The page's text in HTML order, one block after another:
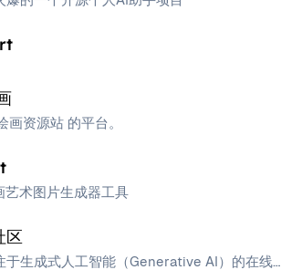
画资源站 的平台。
艺术图片生成器工具
区
于生成式人工智能（Generative AI）的在线